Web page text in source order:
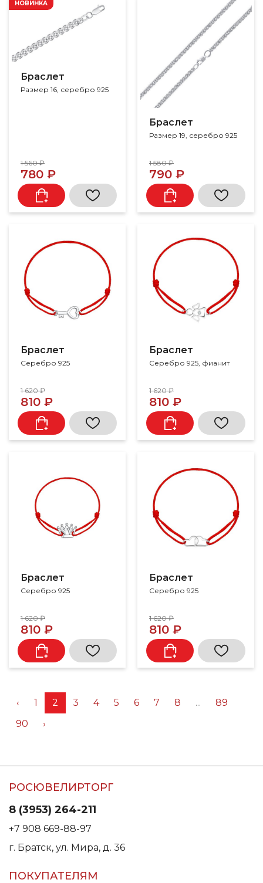
Браслет
Размер 16, серебро 925
НОВИНКА
1 560 ₽
780 ₽
Браслет
Размер 19, серебро 925
1 580 ₽
790 ₽
Браслет
Серебро 925
1 620 ₽
810 ₽
Браслет
Серебро 925, фианит
1 620 ₽
810 ₽
Браслет
Серебро 925
1 620 ₽
810 ₽
Браслет
Серебро 925
1 620 ₽
810 ₽
‹ 1 2 3 4 5 6 7 8 ...
89
90
›
РОСЮВЕЛИРТОРГ
8 (3953) 264-211
+7 908 669-88-97
г. Братск, ул. Мира, д. 36
ПОКУПАТЕЛЯМ